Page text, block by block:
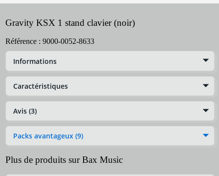
Gravity KSX 1 stand clavier (noir)
Référence : 9000-0052-8633
Informations
Caractéristiques
Avis (3)
Packs avantageux (9)
Plus de produits sur Bax Music